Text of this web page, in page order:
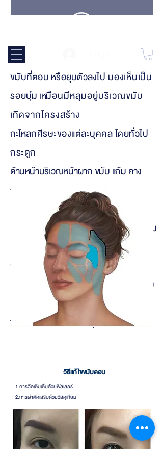
ขมับที่ตอบ หรือยุบตัวลงไป มองเห็นเป็น
รอยบุ๋ม เหมือนมีหลุมอยู่บริเวณขมับ
เกิดจากโครงสร้าง
กะโหลกศีรษะของแต่ละบุคคล โดยทั่วไป
กระดูก
ด้านหน้าบริเวณหน้าผาก ขมับ แก้ม คาง
กล้า
บางและค่อนข้างอยู่ชิดกับ
ผิวหนัง หากเอามือจับก็จะเจอกับกระดู
เลย แต่ด้านข้างบริเวณขมับจะมีหลุมที่เป็นกล้าม
เนื้อใหญ่ ซึ่งในบางคนอาจเป็นหลุมลึกเนื่องจาก
กล้ามเ
นื้อด้านในมีขนาดเล็กหรือฝ่อมากกว่า
อื่น ทำให้พื้นที่ด้านในไม่เต็มพอดีกับ
านนอก จึงมองเห็นว่าบริเวณ
ขมับตอบหรือเป็นรอยบุ๋มลงไป
วิธีแก้ไขขมับตอบ
1.การฉีดเติมเต็มด้วยฟิลเลอร์
2.การผ่าตัดเสริมด้วยวัสดุเทียม